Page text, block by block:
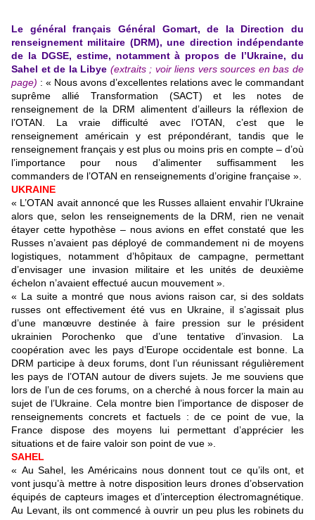
Le général français Général Gomart, de la Direction du
renseignement militaire (DRM), une direction indépendante
de la DGSE, estime, notamment à propos de l’Ukraine, du
Sahel et de la Libye (extraits ; voir liens vers sources en bas de
page) : « Nous avons d’excellentes relations avec le commandant
suprême allié Transformation (SACT) et les notes de
renseignement de la DRM alimentent d’ailleurs la réflexion de
l’OTAN. La vraie difficulté avec l’OTAN, c’est que le
renseignement américain y est prépondérant, tandis que le
renseignement français y est plus ou moins pris en compte – d’où
l’importance pour nous d’alimenter suffisamment les
commanders de l’OTAN en renseignements d’origine française ».
UKRAINE
« L’OTAN avait annoncé que les Russes allaient envahir l’Ukraine
alors que, selon les renseignements de la DRM, rien ne venait
étayer cette hypothèse – nous avions en effet constaté que les
Russes n’avaient pas déployé de commandement ni de moyens
logistiques, notamment d’hôpitaux de campagne, permettant
d’envisager une invasion militaire et les unités de deuxième
échelon n’avaient effectué aucun mouvement ».
« La suite a montré que nous avions raison car, si des soldats
russes ont effectivement été vus en Ukraine, il s’agissait plus
d’une manœuvre destinée à faire pression sur le président
ukrainien Porochenko que d’une tentative d’invasion. La
coopération avec les pays d’Europe occidentale est bonne. La
DRM participe à deux forums, dont l’un réunissant régulièrement
les pays de l’OTAN autour de divers sujets. Je me souviens que
lors de l’un de ces forums, on a cherché à nous forcer la main au
sujet de l’Ukraine. Cela montre bien l’importance de disposer de
renseignements concrets et factuels : de ce point de vue, la
France dispose des moyens lui permettant d’apprécier les
situations et de faire valoir son point de vue ».
SAHEL
« Au Sahel, les Américains nous donnent tout ce qu’ils ont, et
vont jusqu’à mettre à notre disposition leurs drones d’observation
équipés de capteurs images et d’interception électromagnétique.
Au Levant, ils ont commencé à ouvrir un peu plus les robinets du